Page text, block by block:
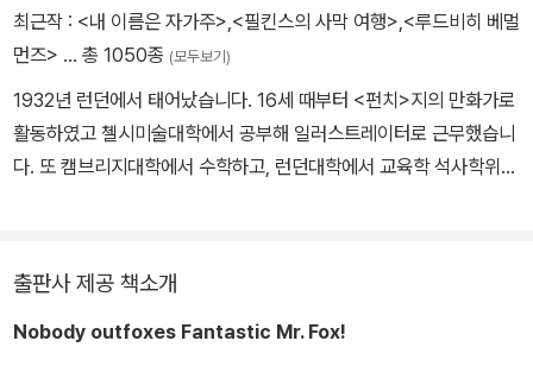
험을 담은 단편소설들을 미국의 유력 잡지에 발표하기 시작했는데 그
의 기발한 이야기 솜씨는 단숨에 독자들을 사로잡았다. 첫 단편집 『응
로 에드거 엘런 포 상과 전미 미스터리 작가상을 수상했다. 도박과 내
기에 대한 집착, 속고 속이는 의뭉스러운 술수, 통념으로는 이해할 수
없는 기이한 목표를 향해 놀라운 집념을 발휘하는 인물 등을 보여주
서 정점에 달한다. 『찰리와 초콜릿 공장』 『제임스와 거대한 복숭아』
다. 로알드 달의 작품은 영화와 뮤지컬로도 유명해졌다. 시나리오 작
최근작 : <내 이름은 자가주>,<필킨스의 사막 여행>,<루드비히 베멀
먼즈> … 총 1050종 (모두보기)
1932년 런던에서 태어났습니다. 16세 때부터 <펀치>지의 만화가로
활동하였고 첼시미술대학에서 공부해 일러스트레이터로 근무했습니
다. 또 캠브리지대학에서 수학하고, 런던대학에서 교육학 석사학위를
등의 작품을 직접 쓰거나 그렸습니다. 1980년에는 그림책 《맥노리
아씨》로 케이트 그린어웨이 상을 받았고, 1996년에는 《어릿광대》가
출판사 제공 책소개
Nobody outfoxes Fantastic Mr. Fox!